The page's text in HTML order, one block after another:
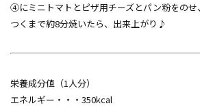
④にミニトマトとピザ用チーズとパン粉をのせ
つくまで約8分焼いたら、出来上がり♪
栄養成分値（1人分）
エネルギー・・・350kcal